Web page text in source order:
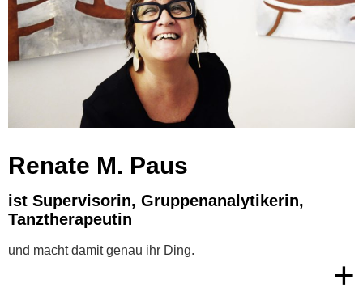
Renate M. Paus
ist Supervisorin, Gruppenanalytikerin,
Tanztherapeutin
und macht damit genau ihr Ding.
+